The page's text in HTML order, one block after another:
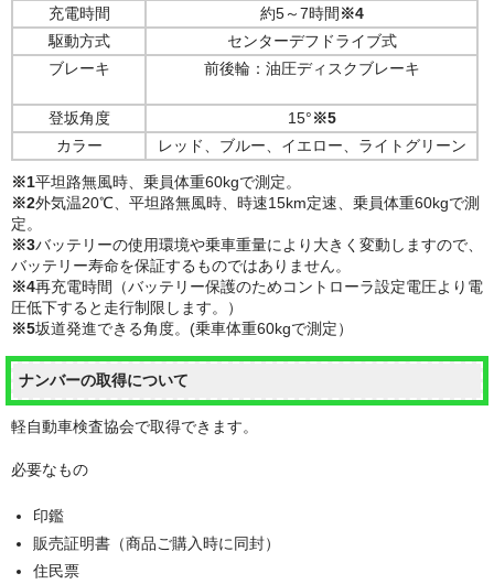
充電時間 約5～7時間 ※4
駆動方式
センターデフドライブ式
ブレーキ
前後輪：油圧ディスクブレーキ
登坂角度 15°※5
カラー
レッド、ブルー、イエロー、ライトグリーン
※1平坦路無風時、乗員体重60kgで測定。
※2外気温20℃、平坦路無風時、時速15km定速、乗員体重60kgで測
定。
※3バッテリーの使用環境や乗車重量により大きく変動しますので、
バッテリー寿命を保証するものではありません。
※4再充電時間（バッテリー保護のためコントローラ設定電圧より電
圧低下すると走行制限します。）
※5坂道発進できる角度。(乗車体重60kgで測定）
ナンバーの取得について
軽自動車検査協会で取得できます。
必要なもの
印鑑
販売証明書（商品ご購入時に同封）
住民票